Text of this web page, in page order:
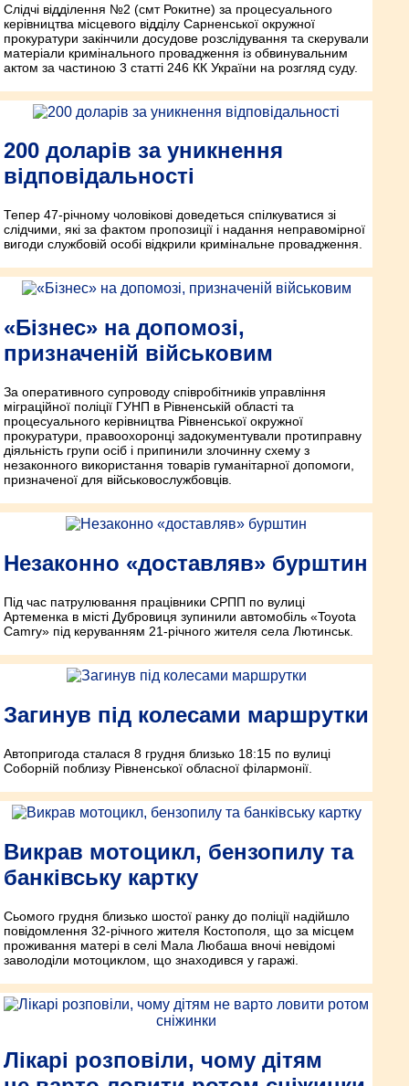
Слідчі відділення №2 (смт Рокитне) за процесуального
керівництва місцевого відділу Сарненської окружної
прокуратури закінчили досудове розслідування та скерували
матеріали кримінального провадження із обвинувальним
актом за частиною 3 статті 246 КК України на розгляд суду.
200 доларів за уникнення
відповідальності
Тепер 47-річному чоловікові доведеться спілкуватися зі
слідчими, які за фактом пропозиції і надання неправомірної
вигоди службовій особі відкрили кримінальне провадження.
«Бізнес» на допомозі,
призначеній військовим
За оперативного супроводу співробітників управління
міграційної поліції ГУНП в Рівненській області та
процесуального керівництва Рівненської окружної
прокуратури, право­охоронці задокументували протиправну
діяльність групи осіб і припинили злочинну схему з
незаконного використання товарів гуманітарної допомоги,
призначеної для військовослужбовців.
Незаконно «доставляв» бурштин
Під час патрулювання працівники СРПП по вулиці
Артеменка в місті Дубровиця зупинили автомобіль «Toyota
Camry» під керуванням 21-річного жителя села Лютинськ.
Загинув під колесами маршрутки
Автопригода сталася 8 грудня близько 18:15 по вулиці
Соборній поблизу Рівненської обласної філармонії.
Викрав мотоцикл, бензопилу та
банківську картку
Сьомого грудня близько шостої ранку до поліції надійшло
повідомлення 32-річного жителя Костополя, що за місцем
проживання матері в селі Мала Любаша вночі невідомі
заволоділи мотоциклом, що знаходився у гаражі.
Лікарі розповіли, чому дітям